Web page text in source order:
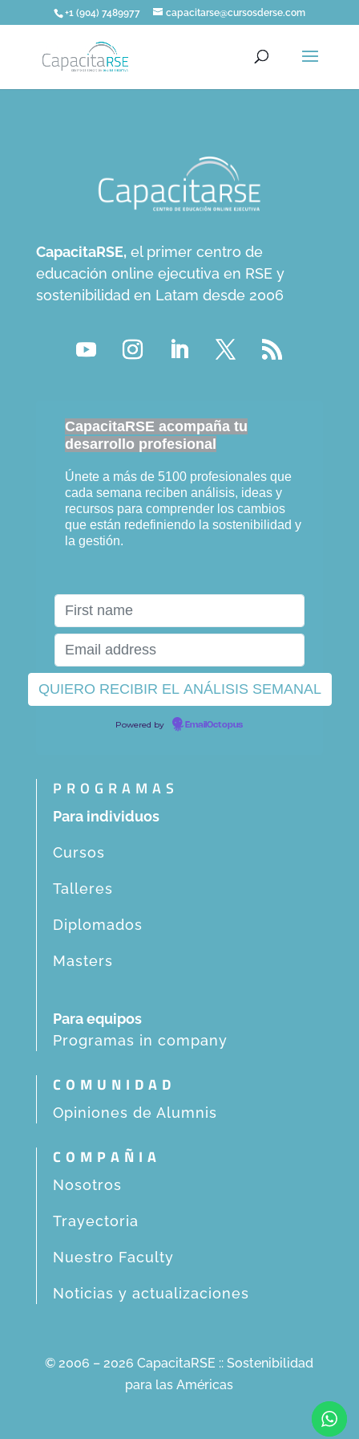
+1 (904) 7489977 capacitarse@cursosderse.com
CapacitaRSE, el primer centro de
educación online ejecutiva en RSE y
sostenibilidad en Latam desde 2006
CapacitaRSE acompaña tu
desarrollo profesional
Únete a más de 5100 profesionales que
cada semana reciben análisis, ideas y
recursos para comprender los cambios
que están redefiniendo la sostenibilidad y
la gestión.
Powered by EmailOctopus
PROGRAMAS
Para individuos
Cursos
Talleres
Diplomados
Masters
Para equipos
Programas in company
COMUNIDAD
Opiniones de Alumnis
COMPAÑIA
Nosotros
Trayectoria
Nuestro Faculty
Noticias y actualizaciones
© 2006 – 2026 CapacitaRSE :: Sostenibilidad
para las Américas